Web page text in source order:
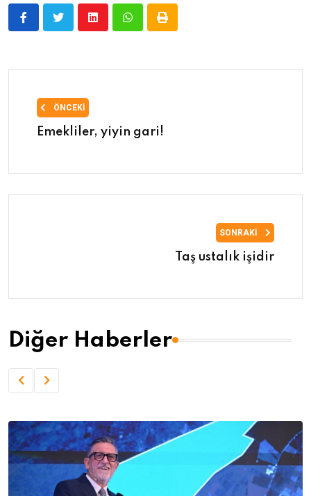
ÖNCEKI
Emekliler, yiyin gari!
SONRAKI
Taş ustalık işidir
Diğer Haberler